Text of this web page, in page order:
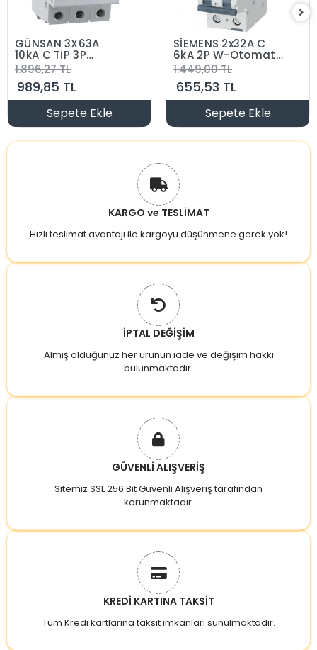
GÜNSAN 3X63A
10kA C TİP 3P
OTOMAT VALTA
1.896,27 TL
989,85 TL
Sepete Ekle
SİEMENS 2x32A C
6kA 2P W-Otomat
Sigorta Monofaze
1+N 32 Amper (İki
Kutuplu Faz+Faz
Veya Faz+Nötür
Otomat)
1.449,00 TL
655,53 TL
Sepete Ekle
KARGO ve TESLİMAT
Hızlı teslimat avantajı ile kargoyu düşünmene gerek yok!
İPTAL DEĞİŞİM
Almış olduğunuz her ürünün iade ve değişim hakkı
bulunmaktadır.
GÜVENLİ ALIŞVERİŞ
Sitemiz SSL 256 Bit Güvenli Alışveriş tarafından
korunmaktadır.
KREDİ KARTINA TAKSİT
Tüm Kredi kartlarına taksit imkanları sunulmaktadır.